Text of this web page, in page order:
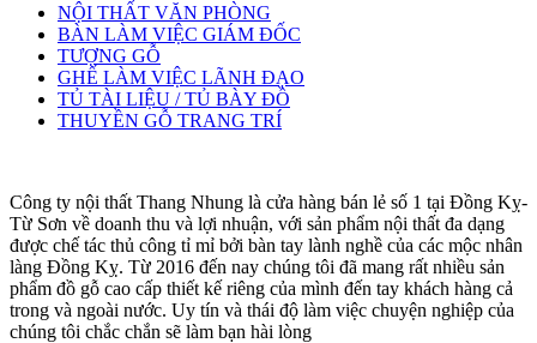
NỘI THẤT VĂN PHÒNG
BÀN LÀM VIỆC GIÁM ĐỐC
TƯỢNG GỖ
GHẾ LÀM VIỆC LÃNH ĐẠO
TỦ TÀI LIỆU / TỦ BÀY ĐỒ
THUYỀN GỖ TRANG TRÍ
Công ty nội thất Thang Nhung là cửa hàng bán lẻ số 1 tại Đồng Kỵ-
Từ Sơn về doanh thu và lợi nhuận, với sản phẩm nội thất đa dạng
được chế tác thủ công tỉ mỉ bởi bàn tay lành nghề của các mộc nhân
làng Đồng Kỵ. Từ 2016 đến nay chúng tôi đã mang rất nhiều sản
phẩm đồ gỗ cao cấp thiết kế riêng của mình đến tay khách hàng cả
trong và ngoài nước. Uy tín và thái độ làm việc chuyện nghiệp của
chúng tôi chắc chắn sẽ làm bạn hài lòng